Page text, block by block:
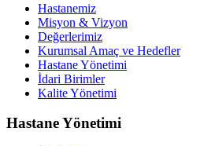
Hastanemiz
Misyon & Vizyon
Değerlerimiz
Kurumsal Amaç ve Hedefler
Hastane Yönetimi
İdari Birimler
Kalite Yönetimi
Hastane Yönetimi